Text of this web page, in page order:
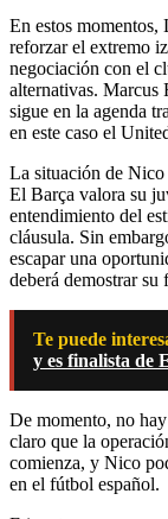
En estos
reforzar el extremo
negociación con el
alternativas. Marcus
sigue en la agenda
en este caso el
La situación de
El Barça valora su
entendimiento del
cláusula. Sin
escapar una
deberá demostrar
Te puede
y es finalista de
De momento, no
claro que la
comienza, y Nico
en el fútbol español.